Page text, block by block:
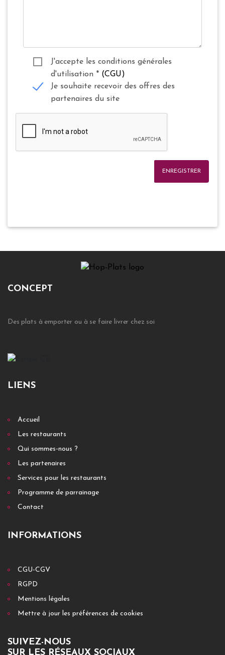
J'accepte les conditions générales
d'utilisation * (CGU)
Je souhaite recevoir des offres des
partenaires du site
ENREGISTRER
CONCEPT
Des plats à emporter ou à se faire livrer chez soi
LIENS
Accueil
Les restaurants
Qui sommes-nous ?
Les partenaires
Services pour les restaurants
Programme de parrainage
Contact
INFORMATIONS
CGU-CGV
RGPD
Mentions légales
Mettre à jour les préférences de cookies
SUIVEZ-NOUS
SUR LES RÉSEAUX SOCIAUX